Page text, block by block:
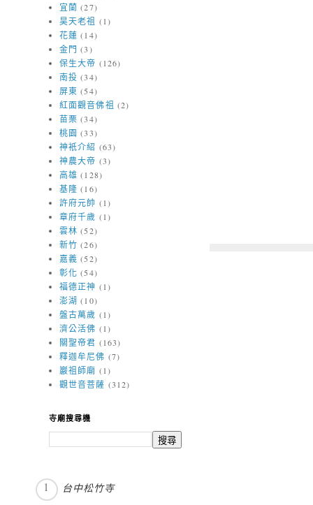
宜蘭 (27)
昊天老祖 (1)
花蓮 (14)
金門 (3)
保生大帝 (126)
南投 (34)
屏東 (54)
紅面觀音佛祖 (2)
苗栗 (34)
桃園 (33)
神衹介紹 (63)
神農大帝 (3)
高雄 (128)
基隆 (16)
許府元帥 (1)
章府千歲 (1)
雲林 (52)
新竹 (26)
嘉義 (52)
彰化 (54)
福德正神 (1)
澎湖 (10)
盤古萬歲 (1)
濟公活佛 (1)
關聖帝君 (163)
釋迦牟尼佛 (7)
巖祖師廟 (1)
觀世音菩薩 (312)
寺廟搜尋機
台中松竹寺